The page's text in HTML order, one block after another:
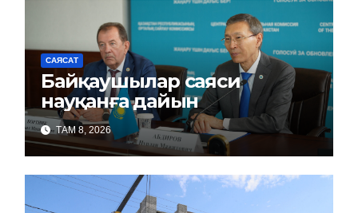
САЯСАТ
Байқаушылар саяси
науқанға дайын
ТАМ 8, 2026